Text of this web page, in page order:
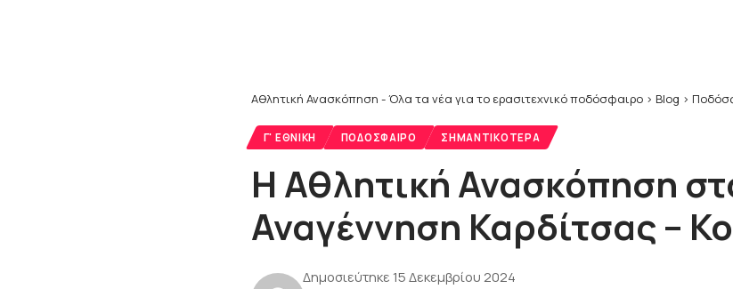
Αθλητική Ανασκόπηση - Όλα τα νέα για το ερασιτεχνικό ποδόσφαιρο > Blog >
Γ' ΕΘΝΙΚΉ ΠΟΔΌΣΦΑΙΡΟ ΣΗΜΑΝΤΙΚΌΤΕΡΑ
Η Αθλητική Ανασκόπηση
Αναγέννηση Καρδίτσας –
Δημοσιεύτηκε 15 Δεκεμβρίου 2024